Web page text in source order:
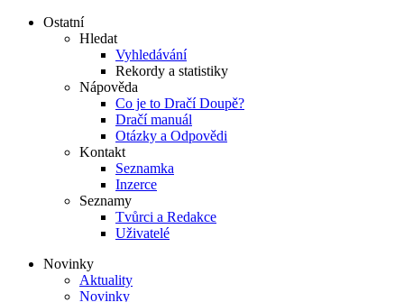
Ostatní
Hledat
Vyhledávání
Rekordy a statistiky
Nápověda
Co je to Dračí Doupě?
Dračí manuál
Otázky a Odpovědi
Kontakt
Seznamka
Inzerce
Seznamy
Tvůrci a Redakce
Uživatelé
Novinky
Aktuality
Novinky